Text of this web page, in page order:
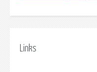
Links